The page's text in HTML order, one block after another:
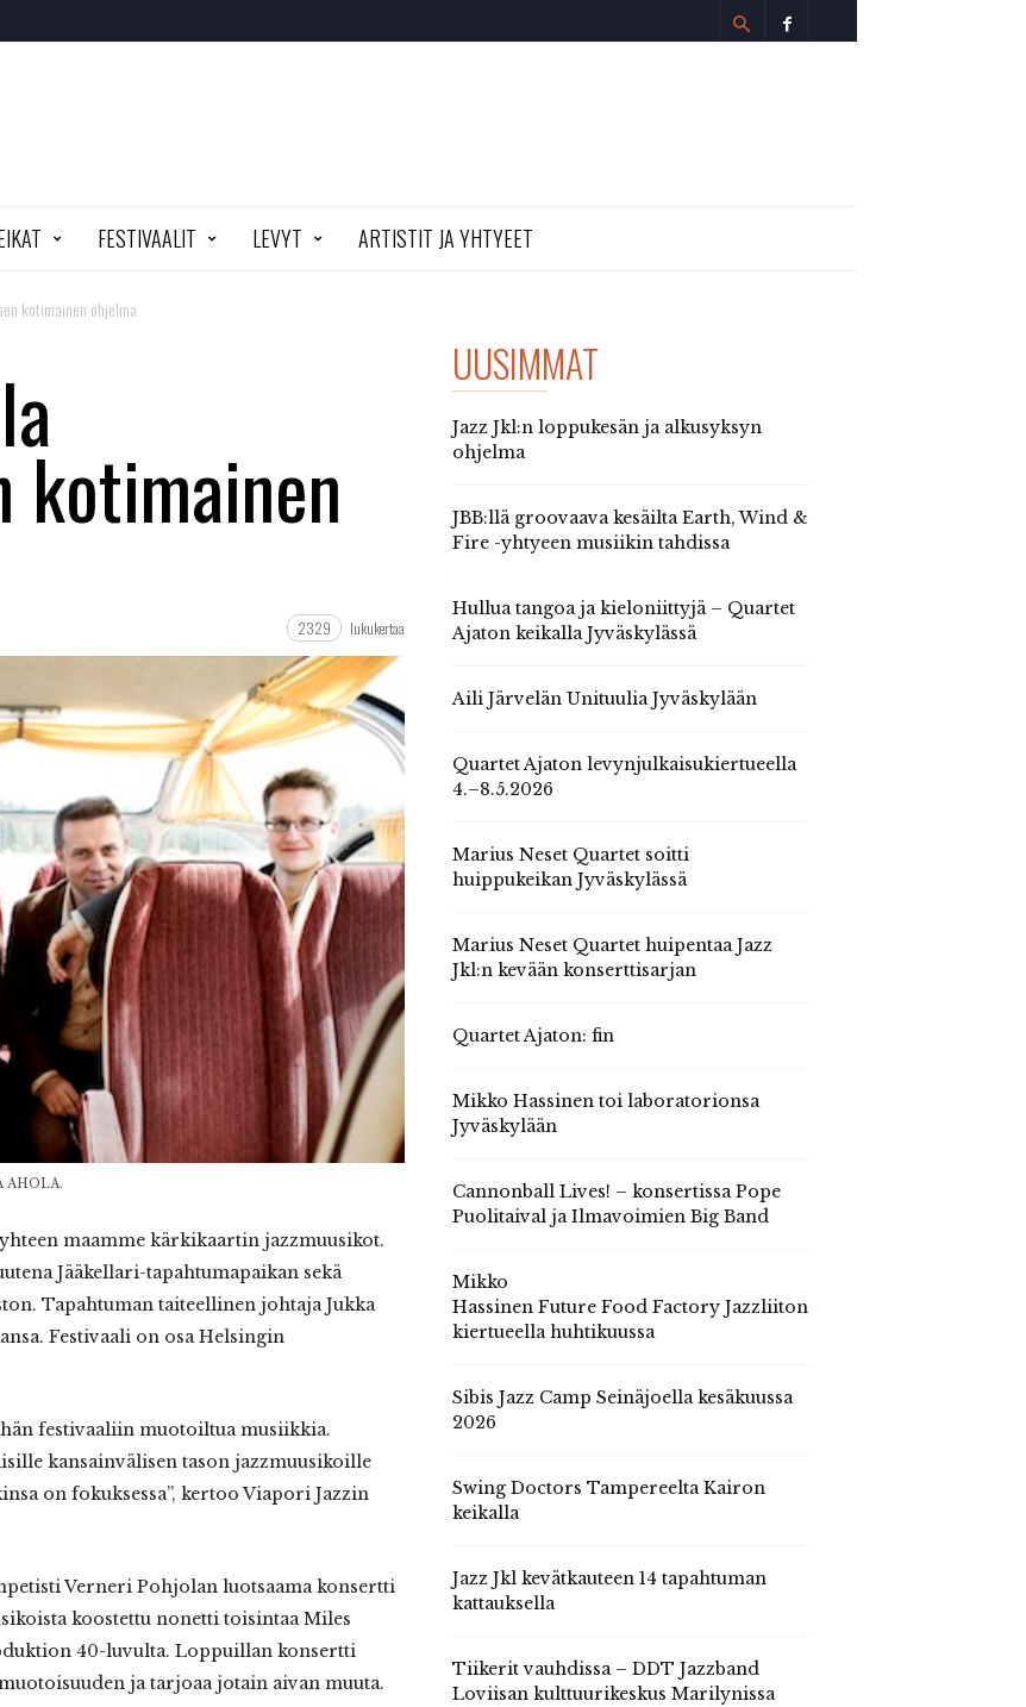
FESTIVAALIT LEVYT ARTISTIT JA YHTYEET
kotimainen ohjelma
kotimainen
2329 lukukertaa
AHOLA.
yhteen maamme kärkikaartin jazzmuusikot.
Jääkellari-tapahtumapaikan sekä
Tapahtuman taiteellinen johtaja Jukka
Festivaali on osa Helsingin
festivaaliin muotoiltua musiikkia.
kansainvälisen tason jazzmuusikoille
on fokuksessa”, kertoo Viapori Jazzin
Verneri Pohjolan luotsaama konsertti
koostettu nonetti toisintaa Miles
40-luvulta. Loppuillan konsertti
ja tarjoaa jotain aivan muuta.
UUSIMMAT
Jazz Jkl:n loppukesän ja alkusyksyn
ohjelma
JBB:llä groovaava kesäilta Earth, Wind &
Fire -yhtyeen musiikin tahdissa
Hullua tangoa ja kieloniittyjä – Quartet
Ajaton keikalla Jyväskylässä
Aili Järvelän Unituulia Jyväskylään
Quartet Ajaton levynjulkaisukiertueella
4.–8.5.2026
Marius Neset Quartet soitti
huippukeikan Jyväskylässä
Marius Neset Quartet huipentaa Jazz
Jkl:n kevään konserttisarjan
Quartet Ajaton: fin
Mikko Hassinen toi laboratorionsa
Jyväskylään
Cannonball Lives! – konsertissa Pope
Puolitaival ja Ilmavoimien Big Band
Mikko
Hassinen Future Food Factory Jazzliiton
kiertueella huhtikuussa
Sibis Jazz Camp Seinäjoella kesäkuussa
2026
Swing Doctors Tampereelta Kairon
keikalla
Jazz Jkl kevätkauteen 14 tapahtuman
kattauksella
Tiikerit vauhdissa – DDT Jazzband
Loviisan kulttuurikeskus Marilynissa